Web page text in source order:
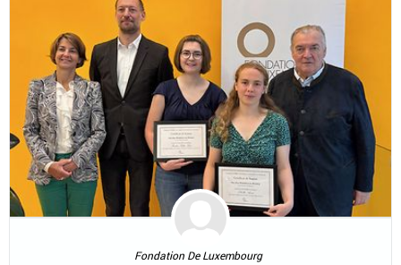
Fondation De Luxembourg